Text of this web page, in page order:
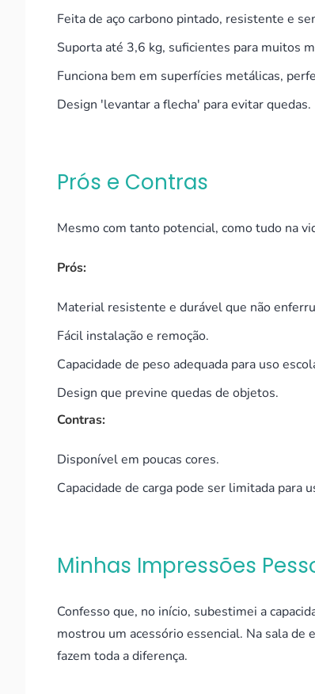
Feita de aço carbono pintado, resistente e
Suporta até 3,6 kg, suficientes para muitos
Funciona bem em superfícies metálicas,
Design 'levantar a flecha' para evitar quedas.
Prós e Contras
Mesmo com tanto potencial, como tudo na
Prós:
Material resistente e durável que não
Fácil instalação e remoção.
Capacidade de peso adequada para uso
Design que previne quedas de objetos.
Contras:
Disponível em poucas cores.
Capacidade de carga pode ser limitada para
Minhas Impressões
Confesso que, no início, subestimei a
mostrou um acessório essencial. Na sala de
fazem toda a diferença.